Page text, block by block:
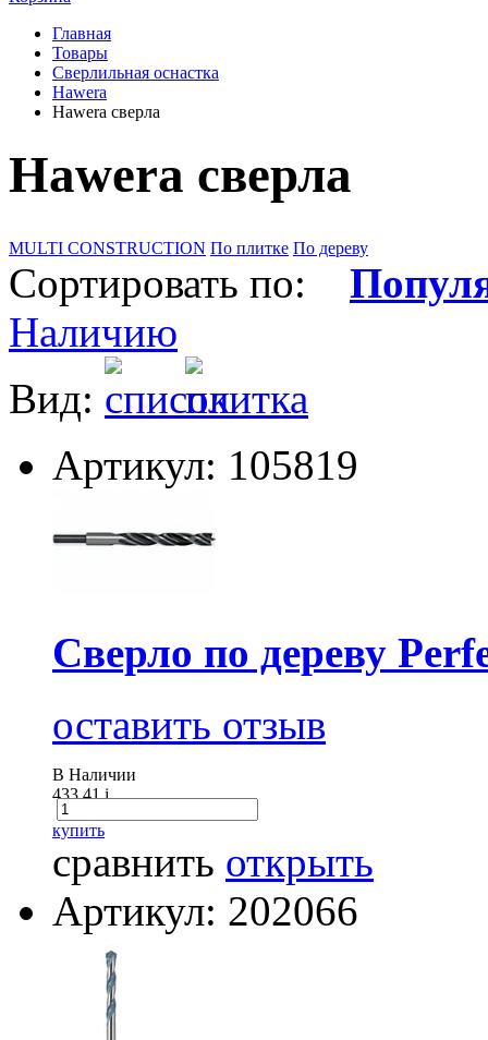
Главная
Товары
Сверлильная оснастка
Hawera
Hawera сверла
Hawera сверла
MULTI CONSTRUCTION По плитке По дереву
Сортировать по:
Наличию
Вид:
Артикул: 105819
Сверло по дереву
оставить отзыв
В Наличии
433.41i
купить
сравнить открыть
Артикул: 202066